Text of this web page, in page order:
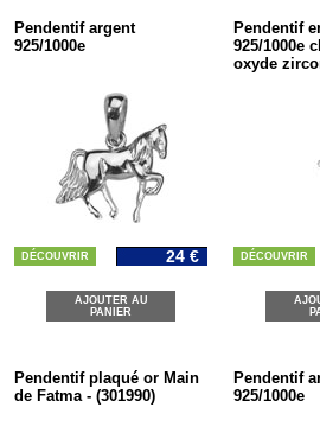
Pendentif argent
925/1000e
DÉCOUVRIR 24 €
AJOUTER AU
PANIER
Pendentif
925/1000e
oxyde
DÉCOUVRIR
Pendentif plaqué or Main
de Fatma - (301990)
Pendentif
925/1000e